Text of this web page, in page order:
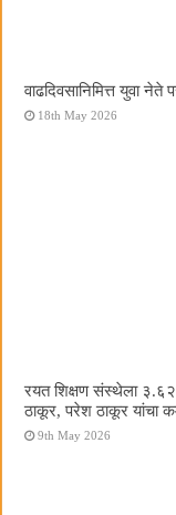
वाढदिवसानिमित्त युवा नेते
18th May 2026
रयत शिक्षण संस्थेला
ठाकूर, परेश ठाकूर यांचा
9th May 2026